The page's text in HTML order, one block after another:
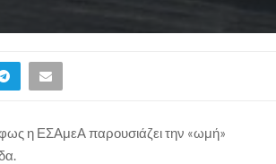
η ΕΣΑμεΑ παρουσιάζει την «ωμή»